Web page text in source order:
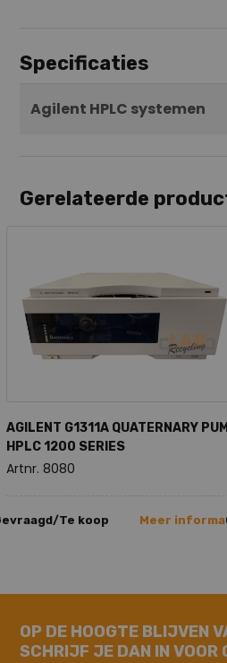
Specificaties
Agilent HPLC systemen
Gerelateerde
AGILENT G1311A QUATERNARY
HPLC 1200 SERIES
Artnr. 8080
Te koop Meer
OP DE HOOGTE BLIJVEN
SCHRIJF JE DAN IN VOOR